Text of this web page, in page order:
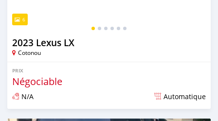
6
2023 Lexus LX
Cotonou
PRIX
Négociable
N/A Automatique
Publié il y a plus de 2 ans